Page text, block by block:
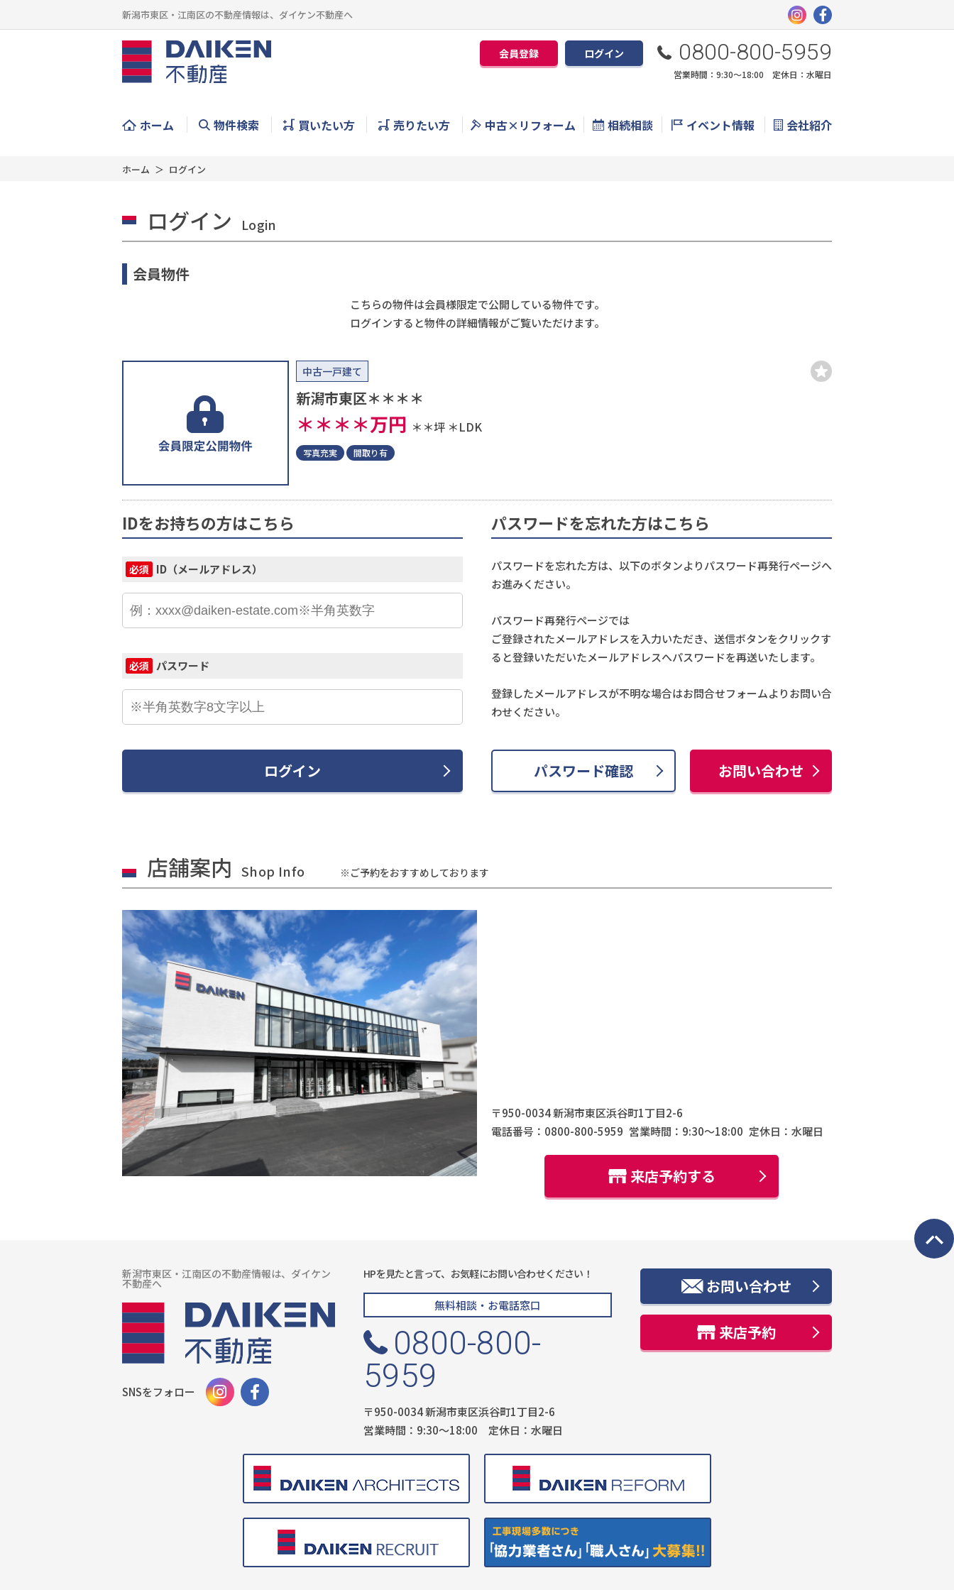
新潟市東区・江南区の不動産情報は、ダイケン不動産へ
会員登録 ログイン 0800-800-5959
営業時間：9:30〜18:00 定休日：水曜日
ホーム 物件検索 買いたい方 売りたい方 中古×リフォーム 相続相談 イベント情報 会社紹介
ホーム ログイン
ログイン Login
会員物件
こちらの物件は会員様限定で公開している物件です。
ログインすると物件の詳細情報がご覧いただけます。
中古一戸建て
新潟市東区＊＊＊＊
＊＊＊＊万円 ＊＊坪 ＊LDK
写真充実 間取り有
IDをお持ちの方はこちら
必須 ID（メールアドレス）
必須 パスワード
ログイン
パスワードを忘れた方はこちら
パスワードを忘れた方は、以下のボタンよりパスワード再発行ページへ
お進みください。
パスワード再発行ページでは
ご登録されたメールアドレスを入力いただき、送信ボタンをクリックす
ると登録いただいたメールアドレスへパスワードを再送いたします。
登録したメールアドレスが不明な場合はお問合せフォームよりお問い合
わせください。
パスワード確認 お問い合わせ
店舗案内 Shop Info ※ご予約をおすすめしております
〒950-0034 新潟市東区浜谷町1丁目2-6
電話番号：0800-800-5959 営業時間：9:30〜18:00 定休日：水曜日
来店予約する
新潟市東区・江南区の不動産情報は、ダイケン
不動産へ
SNSをフォロー
HPを見たと言って、お気軽にお問い合わせください！
無料相談・お電話窓口
0800-800-
5959
〒950-0034 新潟市東区浜谷町1丁目2-6
営業時間：9:30〜18:00 定休日：水曜日
お問い合わせ
来店予約